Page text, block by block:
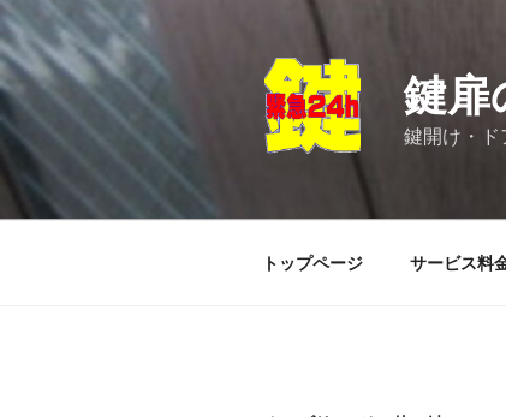
コ
ン
テ
ン
ツ
キ
鍵扉
鍵開け・ド
トップページ サービス料